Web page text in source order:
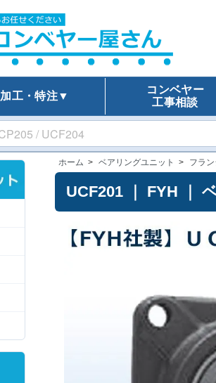
加工・特注▼
コンベヤー
工事相談
ホーム > ベアリングユニット > フラ
UCF201 ｜ FYH ｜